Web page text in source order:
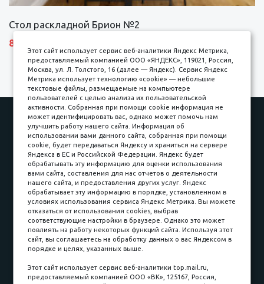
Стол раскладной Брион №2
8690 р.
Наши работы
Оплата
Доставка и сборка
Гарантии
Карьера в компании
Контакты
Принимаем к оплате
Наличные
пл. Соляная, 6, стр. 16
Этот сайт использует сервис веб-аналитики Яндекс Метрика,
предоставляемый компанией ООО «ЯНДЕКС», 119021, Россия,
Москва, ул. Л. Толстого, 16 (далее — Яндекс). Сервис Яндекс
Метрика использует технологию «cookie» — небольшие
текстовые файлы, размещаемые на компьютере
пользователей с целью анализа их пользовательской
активности. Собранная при помощи cookie информация не
может идентифицировать вас, однако может помочь нам
улучшить работу нашего сайта. Информация об
использовании вами данного сайта, собранная при помощи
cookie, будет передаваться Яндексу и храниться на сервере
Яндекса в ЕС и Российской Федерации. Яндекс будет
обрабатывать эту информацию для оценки использования
вами сайта, составления для нас отчетов о деятельности
нашего сайта, и предоставления других услуг. Яндекс
обрабатывает эту информацию в порядке, установленном в
условиях использования сервиса Яндекс Метрика. Вы можете
отказаться от использования cookies, выбрав
соответствующие настройки в браузере. Однако это может
повлиять на работу некоторых функций сайта. Используя этот
сайт, вы соглашаетесь на обработку данных о вас Яндексом в
порядке и целях, указанных выше.
Этот сайт использует сервис веб-аналитики top.mail.ru,
предоставляемый компанией ООО «ВК», 125167, Россия,